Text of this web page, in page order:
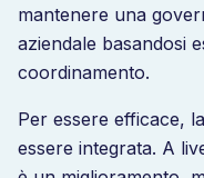
mantenere una
aziendale basandosi
coordinamento.
Per essere efficace,
essere integrata. A